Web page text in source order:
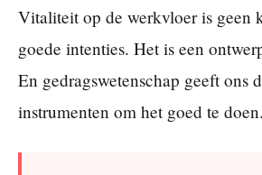
Vitaliteit op de werkvloer is geen
goede intenties. Het is een
En gedragswetenschap geeft ons
instrumenten om het goed te doen.